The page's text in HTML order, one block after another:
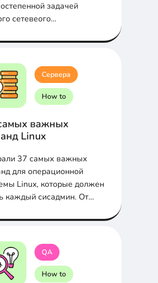
задачей
сетевеого
Сервера
How to
важных
Linux
37 самых важных
для операционной
Linux, которые должен
каждый сисадмин. От
QA
How to